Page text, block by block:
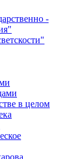
-
в целом